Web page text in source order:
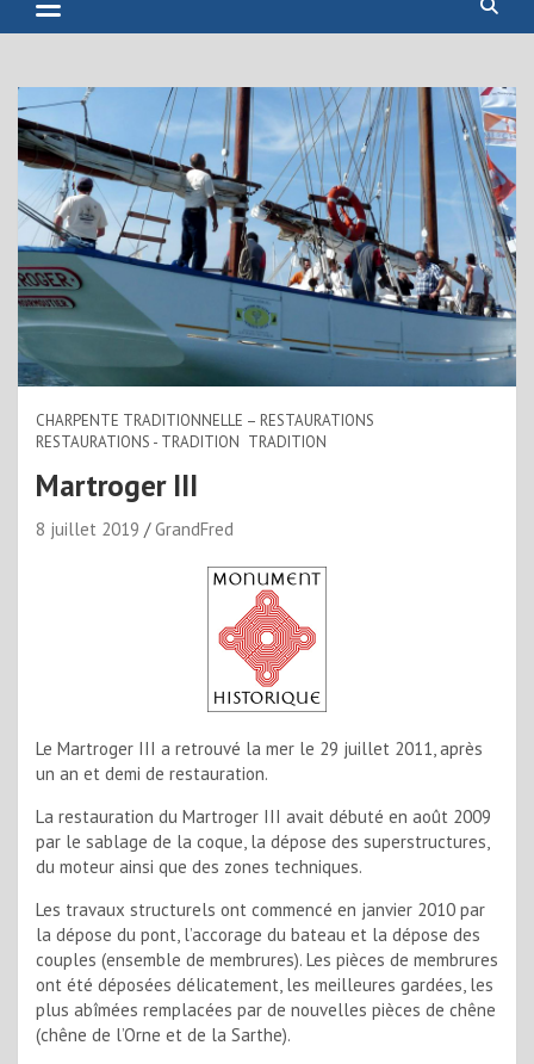
CHARPENTE TRADITIONNELLE – RESTAURATIONS
RESTAURATIONS - TRADITION TRADITION
Martroger III
8 juillet 2019 GrandFred
Le Martroger III a retrouvé la mer le 29 juillet 2011, après
un an et demi de restauration.
La restauration du Martroger III avait débuté en août 2009
par le sablage de la coque, la dépose des superstructures,
du moteur ainsi que des zones techniques.
Les travaux structurels ont commencé en janvier 2010 par
la dépose du pont, l’accorage du bateau et la dépose des
couples (ensemble de membrures). Les pièces de membrures
ont été déposées délicatement, les meilleures gardées, les
plus abîmées remplacées par de nouvelles pièces de chêne
(chêne de l’Orne et de la Sarthe).